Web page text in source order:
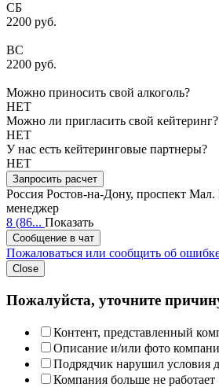
СБ
2200 руб.
ВС
2200 руб.
Можно приносить свой алкоголь?
НЕТ
Можно ли пригласить свой кейтеринг?
НЕТ
У нас есть кейтеринговые партнеры?
НЕТ
Запросить расчет
Россия Ростов-на-Дону, проспект
менеджер
8 (86... Показать
Сообщение в чат
Пожаловаться или сообщить об
Close
Пожалуйста, уточните
Контент, представленный
Описание и/или фото
Подрядчик нарушил условия
Компания больше не работает